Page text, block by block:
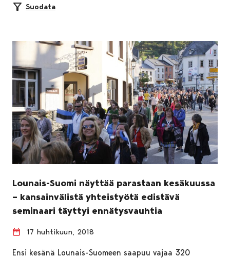
Suodata
Lounais-Suomi näyttää parastaan kesäkuussa
– kansainvälistä yhteistyötä edistävä
seminaari täyttyi ennätysvauhtia
17 huhtikuun, 2018
Ensi kesänä Lounais-Suomeen saapuu vajaa 320